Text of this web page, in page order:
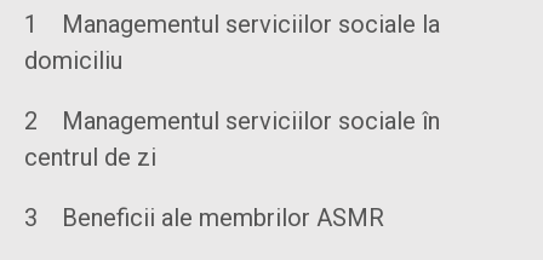
1 Managementul serviciilor sociale la
domiciliu
2 Managementul serviciilor sociale în
centrul de zi
3 Beneficii ale membrilor ASMR